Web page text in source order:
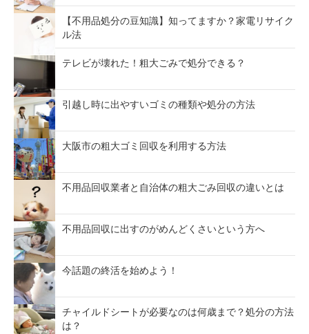
【不用品処分の豆知識】知ってますか？家電リサイク
ル法
テレビが壊れた！粗大ごみで処分できる？
引越し時に出やすいゴミの種類や処分の方法
大阪市の粗大ゴミ回収を利用する方法
不用品回収業者と自治体の粗大ごみ回収の違いとは
不用品回収に出すのがめんどくさいという方へ
今話題の終活を始めよう！
チャイルドシートが必要なのは何歳まで？処分の方法
は？